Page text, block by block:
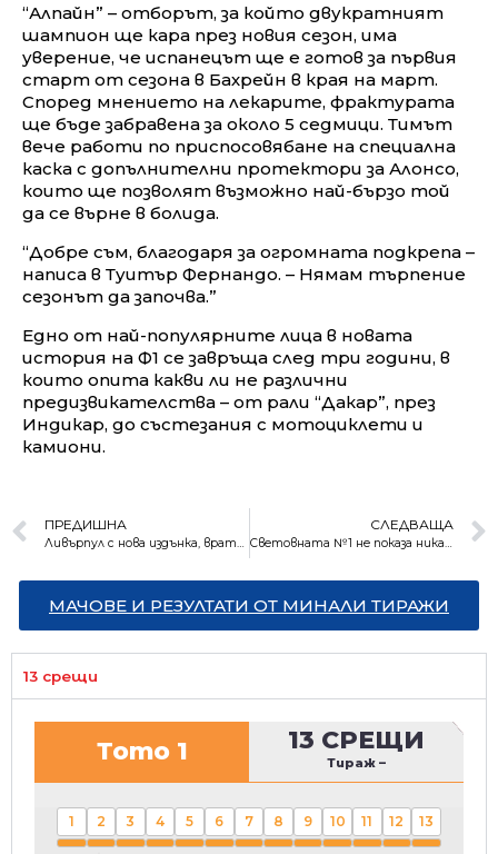
“Алпайн” – отборът, за който двукратният
шампион ще кара през новия сезон, има
уверение, че испанецът ще е готов за първия
старт от сезона в Бахрейн в края на март.
Според мнението на лекарите, фрактурата
ще бъде забравена за около 5 седмици. Тимът
вече работи по приспосовябане на специална
каска с допълнителни протектори за Алонсо,
които ще позволят възможно най-бързо той
да се върне в болида.
“Добре съм, благодаря за огромната подкрепа –
написа в Туитър Фернандо. – Нямам търпение
сезонът да започва.”
Едно от най-популярните лица в новата
история на Ф1 се завръща след три години, в
които опита какви ли не различни
предизвикателства – от рали “Дакар”, през
Индикар, до състезания с мотоциклети и
камиони.
ПРЕДИШНА
Ливърпул с нова издънка, вратарят пак виновен
СЛЕДВАЩА
Световната №1 не показа никакви колебания за нова победа
МАЧОВЕ И РЕЗУЛТАТИ ОТ МИНАЛИ ТИРАЖИ
13 срещи
Тото 1 13 СРЕЩИ
Тираж –
1 2 3 4 5 6 7 8 9 10 11 12 13